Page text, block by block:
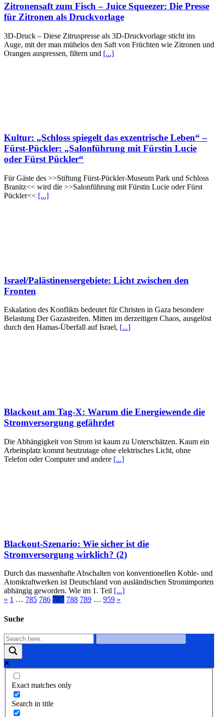
Zitronensaft zum Fisch – Juice Squeezer: Die Presse
für Zitronen als Druckvorlage
3D-Druck – Diese Zitruspresse als 3D-Druckvorlage sticht ins
Auge, mit der man mühelos den Saft von Früchten wie Zitronen und
Orangen auspressen, filtern und [...]
Kultur: „Schloss spiegelt das exzentrische Leben“ –
Fürst-Pückler: „Salonführung mit Fürstin Lucie
oder Fürst Pückler“
Für Gäste des >>Stiftung Fürst-Pückler-Museum Park und Schloss
Branitz<< wird die >>Salonführung mit Fürstin Lucie oder Fürst
Pückler<< [...]
Israel/Palästinensergebiete: Licht zwischen den
Fronten
Eskalation des Konflikts bedeutet für Christen in Gaza besondere
Belastung Der Gazastreifen. Mitten im derzeitigen Chaos, ausgelöst
durch den Hamas-Überfall auf Israel, [...]
Blackout am Tag-X: Warum die Energiewende die
Stromversorgung gefährdet
Die Abhängigkeit von Strom ist kaum zu Unterschätzen. Kaum ein
Arbeitsplatz kommt heutzutage ohne elektrisches Licht, ohne
Telefon oder Computer und andere [...]
Blackout-Szenario: Wie sicher ist die
Stromversorgung wirklich? (2)
Durch das massenhafte Abschalten von konventionellen Kohle- und
Atomkraftwerken ist Deutschland von ausländischen Stromimporten
abhängig geworden. Wie im 1. Teil [...]
« 1 … 785 786 787 788 789 … 959 »
Suche
Exact matches only
Search in title